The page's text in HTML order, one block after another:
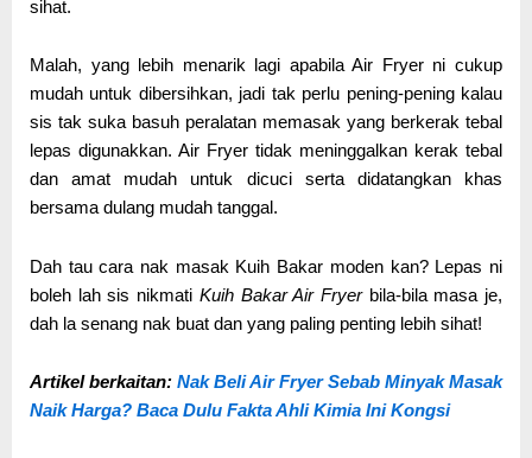
sihat.
Malah, yang lebih menarik lagi apabila Air Fryer ni cukup
mudah untuk dibersihkan, jadi tak perlu pening-pening kalau
sis tak suka basuh peralatan memasak yang berkerak tebal
lepas digunakkan. Air Fryer tidak meninggalkan kerak tebal
dan amat mudah untuk dicuci serta didatangkan khas
bersama dulang mudah tanggal.
Dah tau cara nak masak Kuih Bakar moden kan? Lepas ni
boleh lah sis nikmati Kuih Bakar Air Fryerbila-bila masa je,
dah la senang nak buat dan yang paling penting lebih sihat!
Artikel berkaitan: Nak Beli Air Fryer Sebab Minyak Masak
Naik Harga? Baca Dulu Fakta Ahli Kimia Ini Kongsi